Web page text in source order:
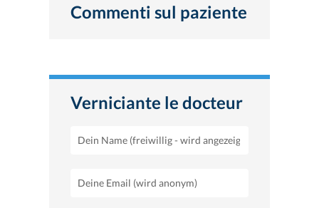
Commenti sul paziente
Verniciante le docteur